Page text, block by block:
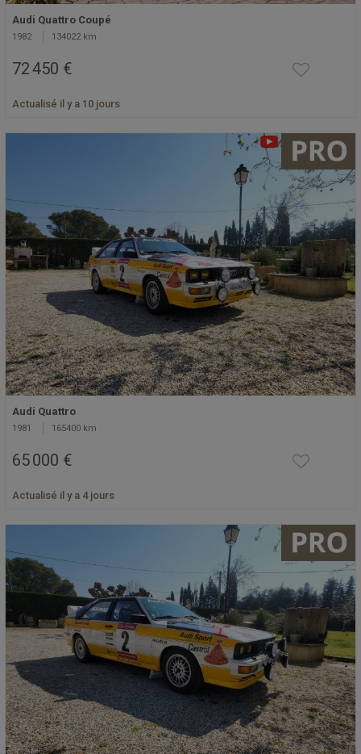
Audi Quattro Coupé
1982 134022 km
72 450 €
Actualisé il y a 10 jours
Audi Quattro
1981 165400 km
65 000 €
Actualisé il y a 4 jours